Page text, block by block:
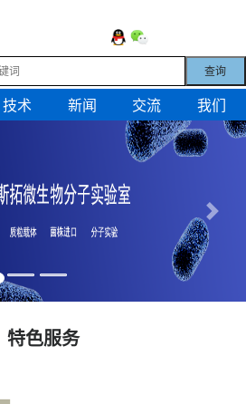
查询
技术 新闻 交流 我们
Next
特色服务